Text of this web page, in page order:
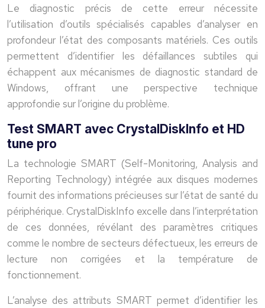
Le diagnostic précis de cette erreur nécessite
l’utilisation d’outils spécialisés capables d’analyser en
profondeur l’état des composants matériels. Ces outils
permettent d’identifier les défaillances subtiles qui
échappent aux mécanismes de diagnostic standard de
Windows, offrant une perspective technique
approfondie sur l’origine du problème.
Test SMART avec CrystalDiskInfo et HD
tune pro
La technologie SMART (Self-Monitoring, Analysis and
Reporting Technology) intégrée aux disques modernes
fournit des informations précieuses sur l’état de santé du
périphérique. CrystalDiskInfo excelle dans l’interprétation
de ces données, révélant des paramètres critiques
comme le nombre de secteurs défectueux, les erreurs de
lecture non corrigées et la température de
fonctionnement.
L’analyse des attributs SMART permet d’identifier les